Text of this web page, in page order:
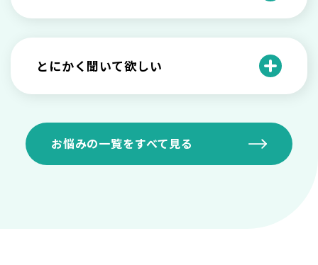
将来・人生についての悩み
メンタルヘルスの相談
恋愛の人間関係についての悩み
夫婦・パートナーの人間関係についての悩
家族の人間関係についての悩み
とにかく聞いて欲しい
家庭の愚痴を聞いて欲しい
お悩みの一覧をすべて見る